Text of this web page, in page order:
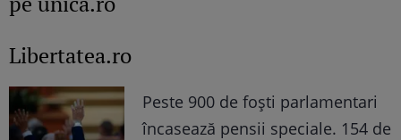
Libertatea.ro
Peste 900 de foști parlamentari
încasează pensii speciale. 154 de